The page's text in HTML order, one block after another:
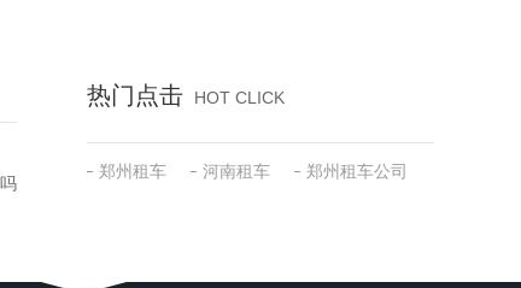
热门点击 HOT CLICK
郑州租车 河南租车 郑州租车公司